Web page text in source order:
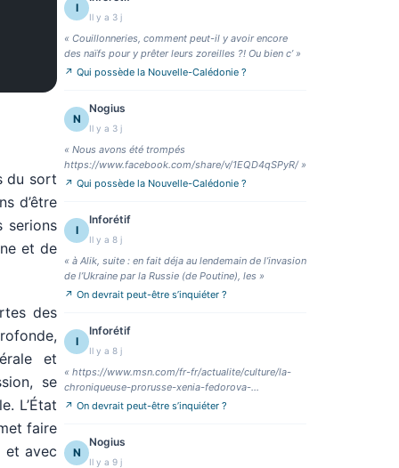
du sort
d’être
serions
et de
des
et
se
L’État
faire
et avec
I
Il y a 3 j
« Couillonneries, comment peut-il y avoir encore
des naïfs pour y prêter leurs zoreilles ?! Ou bien c’»
↗ Qui possède la Nouvelle-Calédonie ?
N
Nogius
Il y a 3 j
« Nous avons été trompés
https://www.facebook.com/share/v/1EQD4qSPyR/»
↗ Qui possède la Nouvelle-Calédonie ?
I
Inforétif
Il y a 8 j
« à Alik, suite : en fait déja au lendemain de l’invasion
de l’Ukraine par la Russie (de Poutine), les »
↗ On devrait peut-être s’inquiéter ?
I
Inforétif
Il y a 8 j
« https://www.msn.com/fr-fr/actualite/culture/la-
chroniqueuse-prorusse-xenia-fedorova-
vis%C3%A9e-en-fr »
↗ On devrait peut-être s’inquiéter ?
N
Nogius
Il y a 9 j